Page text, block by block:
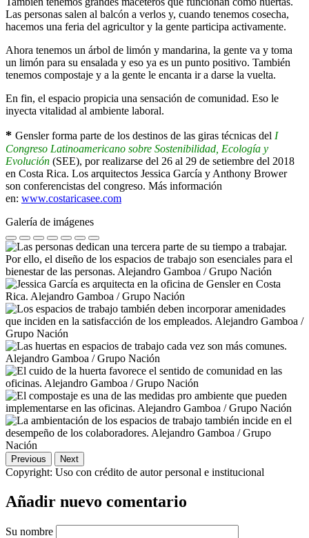
Las personas salen al balcón a verlos y, cuando tenemos cosecha,
hacemos una feria del agricultor y la gente participa activamente.
Ahora tenemos un árbol de limón y mandarina, la gente va y toma
un limón para su ensalada y eso ya es un punto positivo. También
tenemos compostaje y a la gente le encanta ir a darse la vuelta.
En fin, el espacio propicia una sensación de comunidad. Eso le
inyecta vitalidad al ambiente laboral.
* Gensler forma parte de los destinos de las giras técnicas del I
Congreso Latinoamericano sobre Sostenibilidad, Ecología y
Evolución (SEE), por realizarse del 26 al 29 de setiembre del 2018
en Costa Rica. Los arquitectos Jessica García y Anthony Brower
son conferencistas del congreso. Más información
en: www.costaricasee.com
Galería de imágenes
Previous Next
Copyright: Uso con crédito de autor personal e institucional
Añadir nuevo comentario
Su nombre